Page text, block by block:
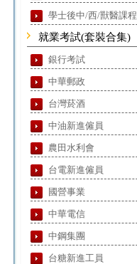
學士後中/西/獸醫課程
就業考試(套裝合集)
銀行考試
中華郵政
台灣菸酒
中油新進僱員
農田水利會
台電新進僱員
國營事業
中華電信
中鋼集團
台糖新進工員